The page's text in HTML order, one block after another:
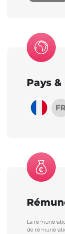
Pays
FR
La
de